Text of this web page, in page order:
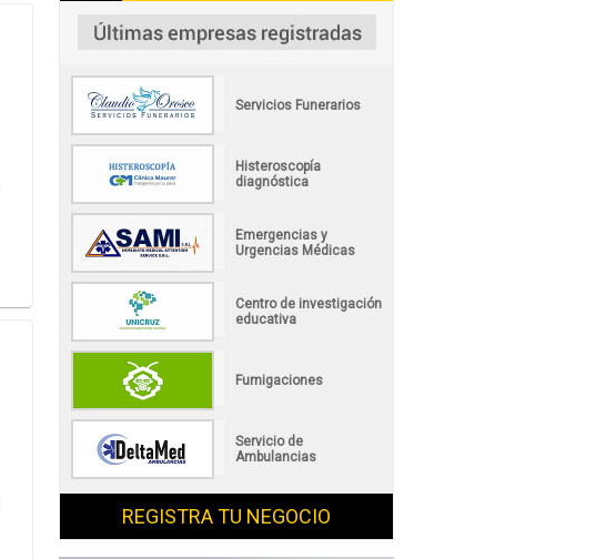
Servicios Funerarios
Histeroscopía
diagnóstica
Emergencias y
Urgencias Médicas
Centro de investigación
educativa
Fumigaciones
Servicio de
Ambulancias
REGISTRA TU NEGOCIO